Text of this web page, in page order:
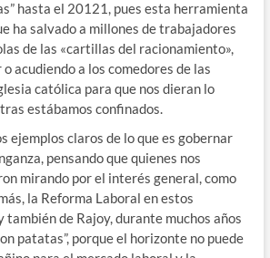
hasta el 20121, pues esta herramienta
ha salvado a millones de trabajadores
de las «cartillas del racionamiento»,
acudiendo a los comedores de las
católica para que nos dieran lo
estábamos confinados.
ejemplos claros de lo que es gobernar
pensando que quienes nos
mirando por el interés general, como
la Reforma Laboral en estos
también de Rajoy, durante muchos años
patatas”, porque el horizonte no puede